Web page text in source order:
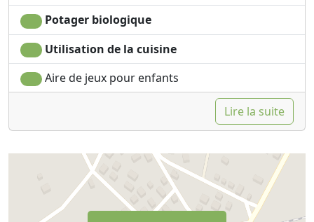
Potager biologique
Utilisation de la cuisine
Aire de jeux pour enfants
Lire la suite